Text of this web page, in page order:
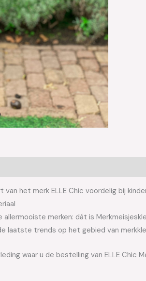
het merk ELLE Chic voordelig bij
merken: dát is
laatste trends op het gebied van
waar u de bestelling van ELLE